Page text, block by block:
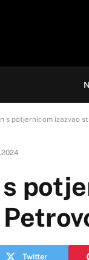
s potjernicom izazvao
Twitter